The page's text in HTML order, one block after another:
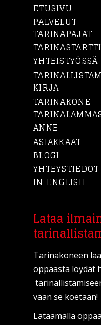
ETUSIVU
PALVELUT
TARINAPAJAT
TARINASTARTTI
YHTEISTYÖSSÄ
KIRJA
TARINAKONE
ANNE
ASIAKKAAT
BLOGI
YHTEYSTIEDOT
IN ENGLISH
Lataa
Tarinakoneen
oppaasta löydät
vaan se koetaan!
Lataamalla